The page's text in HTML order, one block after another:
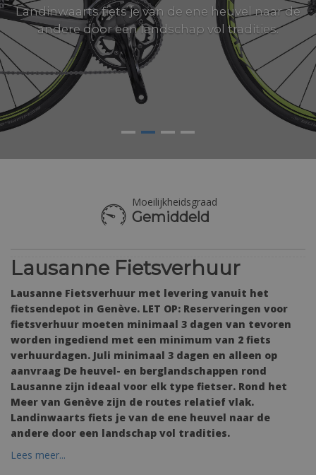
Landinwaarts fiets je van de ene heuvel naar de
andere door een landschap vol tradities.
Moeilijkheidsgraad
Gemiddeld
Land
Zwitserland
Lausanne Fietsverhuur
Lausanne Fietsverhuur met levering vanuit het
fietsendepot in Genève. LET OP: Reserveringen voor
fietsverhuur moeten minimaal 3 dagen van tevoren
worden ingediend met een minimum van 2 fiets
verhuurdagen. Juli minimaal 3 dagen en alleen op
aanvraag De heuvel- en berglandschappen rond
Lausanne zijn ideaal voor elk type fietser. Rond het
Meer van Genève zijn de routes relatief vlak.
Landinwaarts fiets je van de ene heuvel naar de
andere door een landschap vol tradities.
Lees meer...